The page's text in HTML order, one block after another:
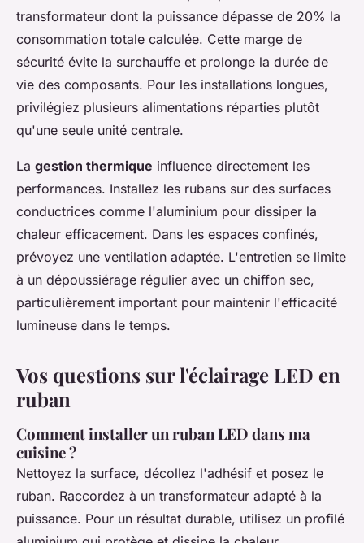
transformateur dont la puissance dépasse de 20% la
consommation totale calculée. Cette marge de
sécurité évite la surchauffe et prolonge la durée de
vie des composants. Pour les installations longues,
privilégiez plusieurs alimentations réparties plutôt
qu'une seule unité centrale.
La gestion thermique influence directement les
performances. Installez les rubans sur des surfaces
conductrices comme l'aluminium pour dissiper la
chaleur efficacement. Dans les espaces confinés,
prévoyez une ventilation adaptée. L'entretien se limite
à un dépoussiérage régulier avec un chiffon sec,
particulièrement important pour maintenir l'efficacité
lumineuse dans le temps.
Vos questions sur l'éclairage LED en
ruban
Comment installer un ruban LED dans ma
cuisine ?
Nettoyez la surface, décollez l'adhésif et posez le
ruban. Raccordez à un transformateur adapté à la
puissance. Pour un résultat durable, utilisez un profilé